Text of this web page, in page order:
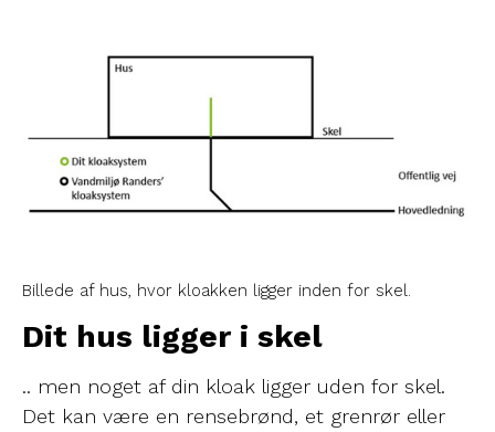
Billede af hus, hvor kloakken ligger inden for skel.
Dit hus ligger i skel
.. men noget af din kloak ligger uden for skel.
Det kan være en rensebrønd, et grenrør eller